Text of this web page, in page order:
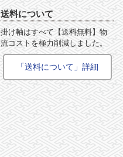
送料について
掛け軸はすべて【送料無料】物
流コストを極力削減しました。
「送料について」詳細